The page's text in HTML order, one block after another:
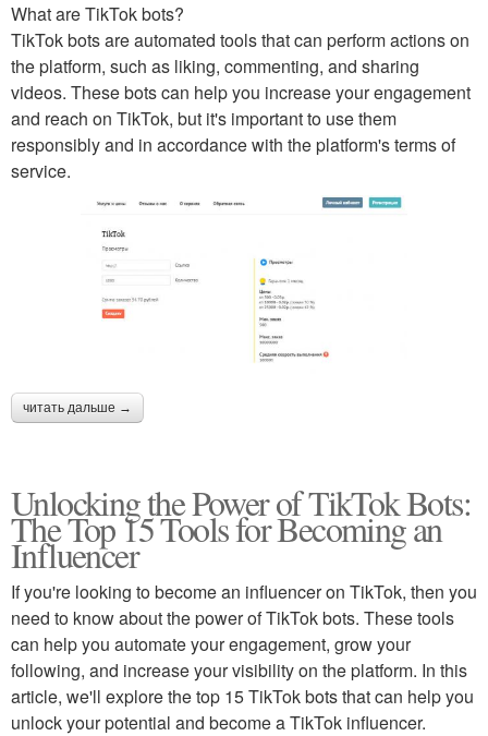
What are TikTok bots?
TikTok bots are automated tools that can perform actions on
the platform, such as liking, commenting, and sharing
videos. These bots can help you increase your engagement
and reach on TikTok, but it's important to use them
responsibly and in accordance with the platform's terms of
service.
читать дальше →
Unlocking the Power of TikTok Bots:
The Top 15 Tools for Becoming an
Influencer
If you're looking to become an influencer on TikTok, then you
need to know about the power of TikTok bots. These tools
can help you automate your engagement, grow your
following, and increase your visibility on the platform. In this
article, we'll explore the top 15 TikTok bots that can help you
unlock your potential and become a TikTok influencer.